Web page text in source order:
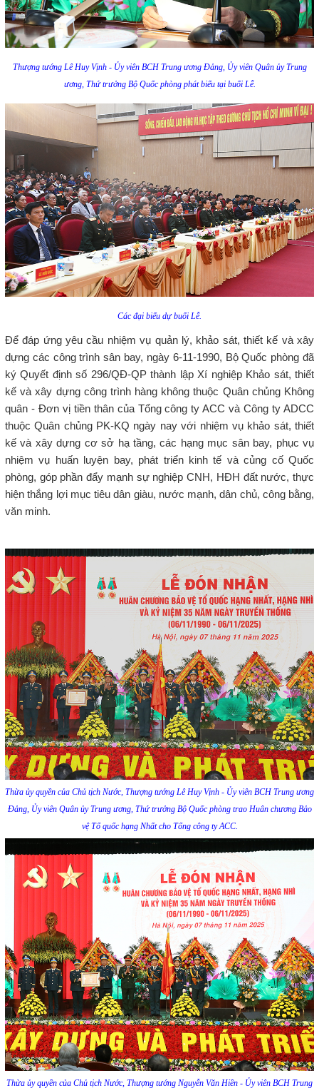
Thượng tướng Lê Huy Vịnh - Ủy viên BCH Trung ương Đảng, Ủy viên Quân ủy Trung
ương, Thứ trưởng Bộ Quốc phòng phát biểu tại buổi Lễ.
Các đại biểu dự buổi Lễ.
Để đáp ứng yêu cầu nhiệm vụ quản lý, khảo sát, thiết kế và xây
dựng các công trình sân bay, ngày 6-11-1990, Bộ Quốc phòng đã
ký Quyết định số 296/QĐ-QP thành lập Xí nghiệp Khảo sát, thiết
kế và xây dựng công trình hàng không thuộc Quân chủng Không
quân - Đơn vị tiền thân của Tổng công ty ACC và Công ty ADCC
thuộc Quân chủng PK-KQ ngày nay với nhiệm vụ khảo sát, thiết
kế và xây dựng cơ sở hạ tầng, các hạng mục sân bay, phục vụ
nhiệm vụ huấn luyện bay, phát triển kinh tế và củng cố Quốc
phòng, góp phần đẩy mạnh sự nghiệp CNH, HĐH đất nước, thực
hiện thắng lợi mục tiêu dân giàu, nước mạnh, dân chủ, công bằng,
văn minh.
Thừa ủy quyền của Chủ tịch Nước, Thượng tướng Lê Huy Vịnh - Ủy viên BCH Trung ương
Đảng, Ủy viên Quân ủy Trung ương, Thứ trưởng Bộ Quốc phòng trao Huân chương Bảo
vệ Tổ quốc hạng Nhất cho Tổng công ty ACC.
Thừa ủy quyền của Chủ tịch Nước, Thượng tướng Nguyễn Văn Hiền - Ủy viên BCH Trung